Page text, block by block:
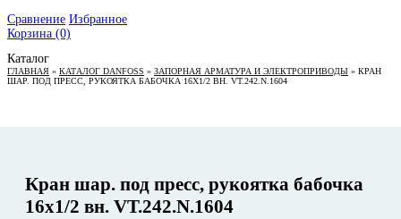
Сравнение Избранное
Корзина (0)
Каталог
ГЛАВНАЯ » КАТАЛОГ DANFOSS » ЗАПОРНАЯ АРМАТУРА И ЭЛЕКТРОПРИВОДЫ » КРАН
ШАР. ПОД ПРЕСС, РУКОЯТКА БАБОЧКА 16Х1/2 ВН. VT.242.N.1604
Кран шар. под пресс, рукоятка бабочка
16х1/2 вн. VT.242.N.1604